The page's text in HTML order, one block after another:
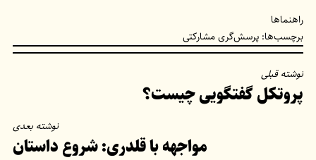
راهنماها
برچسب‌ها: پرسش‌گری مشارکتی
راهبری
نوشته
نوشته قبلی
پروتکل گفتگویی چیست؟
نوشته بعدی
مواجهه با قلدری:‌ شروع داستان